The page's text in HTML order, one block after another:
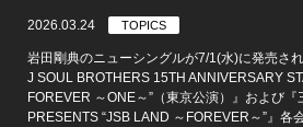
2026.03.24 TOPICS
岩田剛典のニューシングルが7/1(水)に発売さ
J SOUL BROTHERS 15TH ANNIVERSARY
FOREVER ～ONE～”（東京公演）』および
PRESENTS “JSB LAND ～FOREVER～”』各